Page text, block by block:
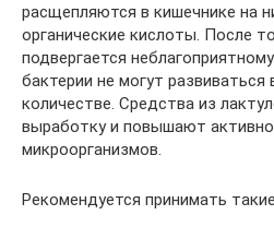
расщепляются в кишечнике на
органические кислоты. После
подвергается
бактерии не могут
количестве. Средства из
выработку и повышают
микроорганизмов.
Рекомендуется принимать